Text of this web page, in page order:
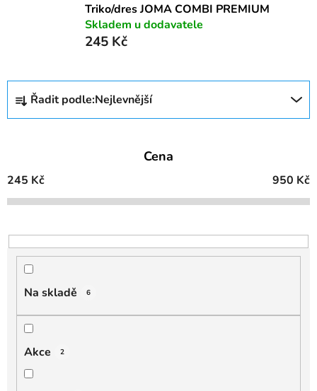
Triko/dres JOMA COMBI PREMIUM
Skladem u dodavatele
245 Kč
Ř
z
í
p
o
d
Řadit podle:Nejlevnější
Cena
245 Kč 950 Kč
Na skladě 6
Akce 2